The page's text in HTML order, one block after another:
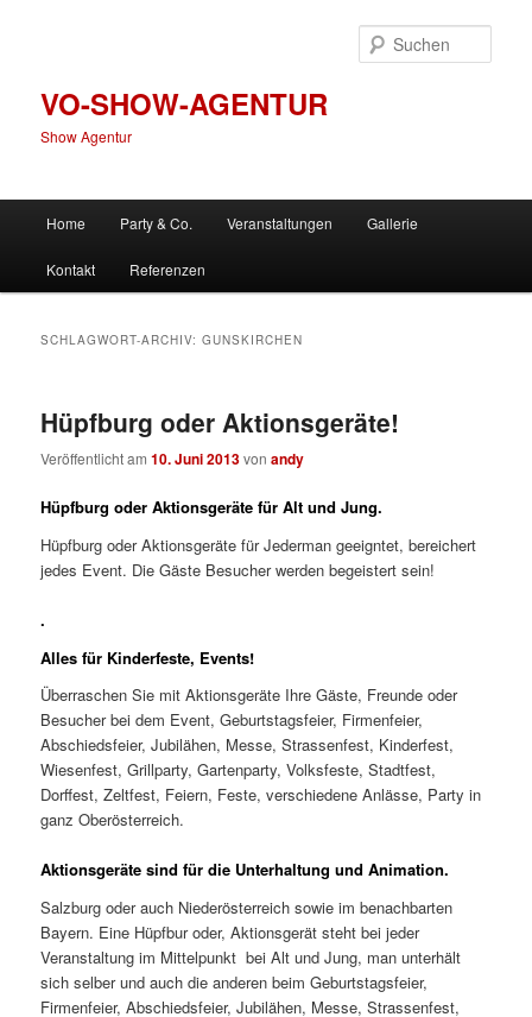
VO-SHOW-AGENTUR
Show Agentur
Home Party & Co. Veranstaltungen Gallerie
Kontakt Referenzen
SCHLAGWORT-ARCHIV:GUNSKIRCHEN
Hüpfburg oder Aktionsgeräte!
Veröffentlicht am10. Juni 2013vonandy
Hüpfburg oder Aktionsgeräte für Alt und Jung.
Hüpfburg oder Aktionsgeräte für Jederman geeigntet, bereichert
jedes Event. Die Gäste Besucher werden begeistert sein!
.
Alles für Kinderfeste, Events!
Überraschen Sie mit Aktionsgeräte Ihre Gäste, Freunde oder
Besucher bei dem Event, Geburtstagsfeier, Firmenfeier,
Abschiedsfeier, Jubilähen, Messe, Strassenfest, Kinderfest,
Wiesenfest, Grillparty, Gartenparty, Volksfeste, Stadtfest,
Dorffest, Zeltfest, Feiern, Feste, verschiedene Anlässe, Party in
ganz Oberösterreich.
Aktionsgeräte sind für die Unterhaltung und Animation.
Salzburg oder auch Niederösterreich sowie im benachbarten
Bayern. Eine Hüpfbur oder, Aktionsgerät steht bei jeder
Veranstaltung im Mittelpunkt bei Alt und Jung, man unterhält
sich selber und auch die anderen beim Geburtstagsfeier,
Firmenfeier, Abschiedsfeier, Jubilähen, Messe, Strassenfest,